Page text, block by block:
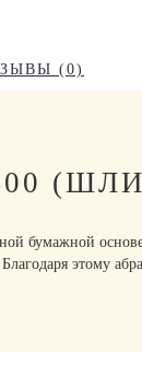
(0)
бумажной
этому